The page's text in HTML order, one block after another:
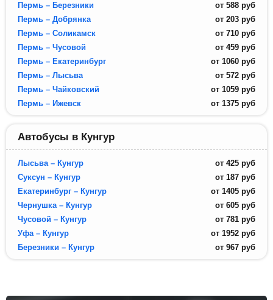
Пермь – Березники
от 588 руб
Пермь – Добрянка
от 203 руб
Пермь – Соликамск
от 710 руб
Пермь – Чусовой
от 459 руб
Пермь – Екатеринбург
от 1060 руб
Пермь – Лысьва
от 572 руб
Пермь – Чайковский
от 1059 руб
Пермь – Ижевск
от 1375 руб
Автобусы в Кунгур
Лысьва – Кунгур от 425 руб
Суксун – Кунгур
от 187 руб
Екатеринбург – Кунгур
от 1405 руб
Чернушка – Кунгур
от 605 руб
Чусовой – Кунгур
от 781 руб
Уфа – Кунгур
от 1952 руб
Березники – Кунгур
от 967 руб